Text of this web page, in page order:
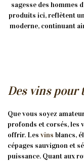
sagesse des hommes
produits ici, reflètent
moderne, continuant
Des vins pour
Que vous soyez
profonds et corsés, les
offrir. Les vins blancs,
cépages sauvignon et
puissance. Quant aux